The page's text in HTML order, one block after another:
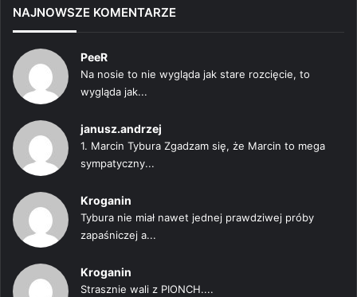
NAJNOWSZE KOMENTARZE
PeeR
Na nosie to nie wygląda jak stare rozcięcie, to
wygląda jak...
janusz.andrzej
1. Marcin Tybura Zgadzam się, że Marcin to mega
sympatyczny...
Kroganin
Tybura nie miał nawet jednej prawdziwej próby
zapaśniczej a...
Kroganin
Strasznie wali z PIONCH....